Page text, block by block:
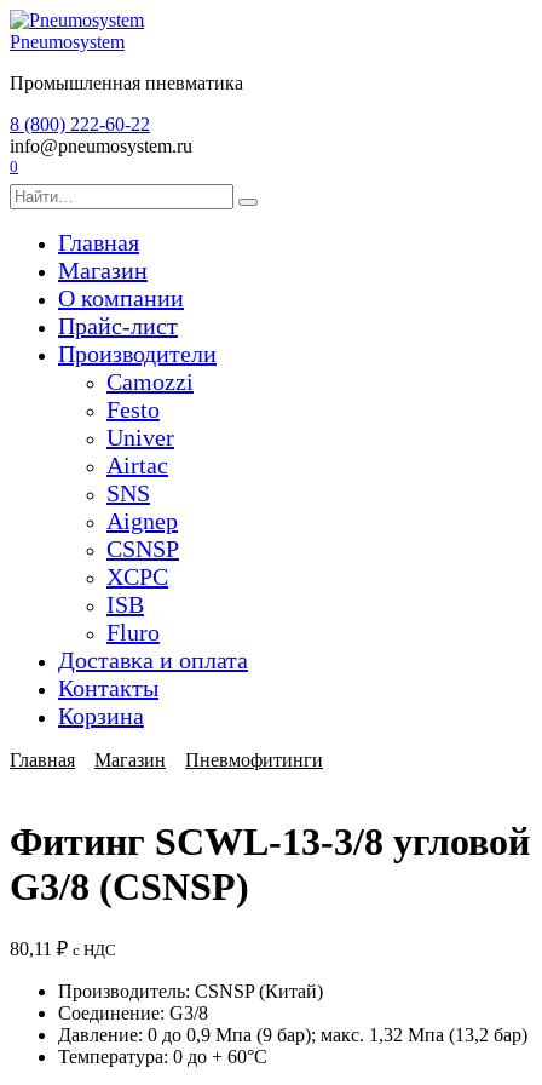
Перейти
к
Pneumosystem
Промышленная пневматика
8 (800) 222-60-22
info@pneumosystem.ru
0
Search
for:
Главная
Магазин
О компании
Прайс-лист
Производители
Camozzi
Festo
Univer
Airtac
SNS
Aignep
CSNSP
XCPC
ISB
Fluro
Доставка и оплата
Контакты
Корзина
Главная Магазин Пневмофитинги
Фитинг SCWL-13-3/8 угловой
G3/8 (CSNSP)
80,11 ₽ с НДС
Производитель: CSNSP (Китай)
Соединение: G3/8
Давление: 0 до 0,9 Мпа (9 бар); макс. 1,32 Мпа (13,2 бар)
Температура: 0 до + 60°C